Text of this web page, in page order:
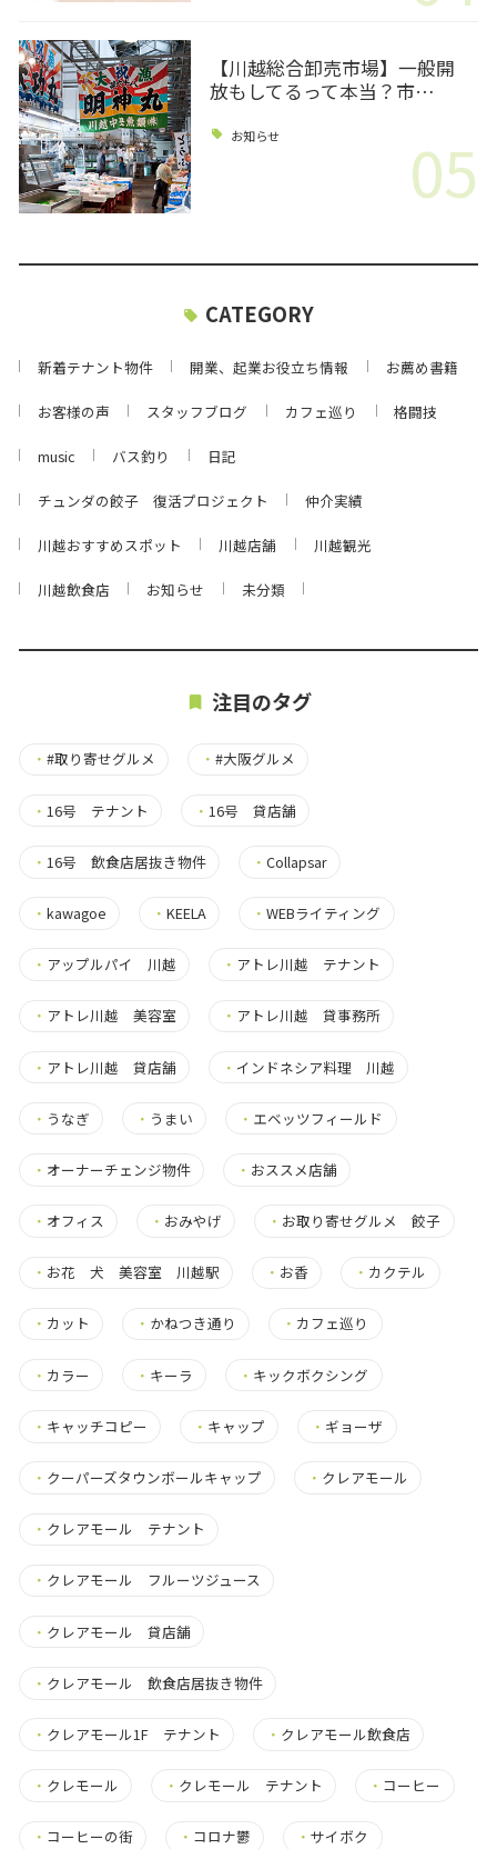
【川越総合卸売市場】一般開
放もしてるって本当？市…
お知らせ 05
CATEGORY
新着テナント物件 開業、起業お役立ち情報 お薦め書籍
お客様の声 スタッフブログ カフェ巡り 格闘技
music バス釣り 日記
チュンダの餃子 復活プロジェクト 仲介実績
川越おすすめスポット 川越店舗 川越観光
川越飲食店 お知らせ 未分類
注目のタグ
・ #取り寄せグルメ ・#大阪グルメ
・ 16号 テナント ・ 16号 貸店舗
・ 16号 飲食店居抜き物件 ・Collapsar
・ kawagoe ・KEELA ・WEBライティング
・ アップルパイ 川越 ・ アトレ川越 テナント
・ アトレ川越 美容室 ・ アトレ川越 貸事務所
・ アトレ川越 貸店舗 ・ インドネシア料理 川越
・ うなぎ ・ うまい ・ エベッツフィールド
・ オーナーチェンジ物件 ・ おススメ店舗
・ オフィス ・ おみやげ ・ お取り寄せグルメ 餃子
・ お花 犬 美容室 川越駅 ・ お香 ・ カクテル
・ カット ・ かねつき通り ・ カフェ巡り
・ カラー ・ キーラ ・ キックボクシング
・ キャッチコピー ・ キャップ ・ ギョーザ
・ クーパーズタウンボールキャップ ・ クレアモール
・ クレアモール テナント
・ クレアモール フルーツジュース
・ クレアモール 貸店舗
・ クレアモール 飲食店居抜き物件
・ クレアモール1F テナント ・ クレアモール飲食店
・ クレモール ・ クレモール テナント ・ コーヒー
・ コーヒーの街 ・ コロナ鬱 ・サイボク